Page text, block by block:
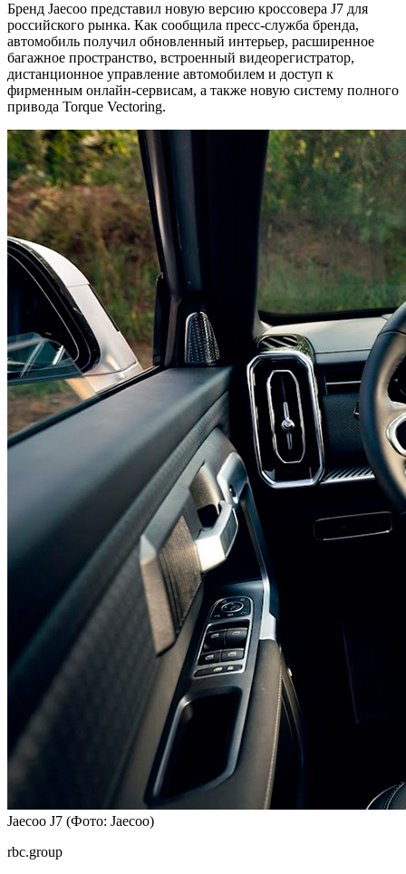
Бренд Jaecoo представил новую версию кроссовера J7 для
российского рынка. Как сообщила пресс-служба бренда,
автомобиль получил обновленный интерьер, расширенное
багажное пространство, встроенный видеорегистратор,
дистанционное управление автомобилем и доступ к
фирменным онлайн-сервисам, а также новую систему полного
привода Torque Vectoring.
Jaecoo J7 (Фото: Jaecoo)
rbc.group